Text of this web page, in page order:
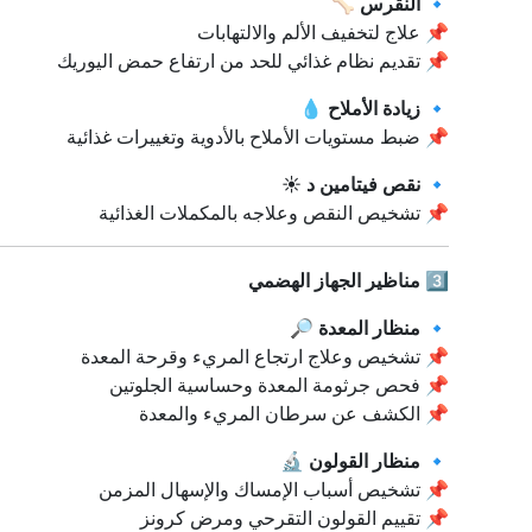
📌 علاج لتخفيف الألم والالتهابات
📌 تقديم نظام غذائي للحد من ارتفاع حمض اليوريك
🔹 زيادة الأملاح 💧
📌 ضبط مستويات الأملاح بالأدوية وتغييرات غذائية
🔹 نقص فيتامين د ☀
📌 تشخيص النقص وعلاجه بالمكملات الغذائية
3️⃣ مناظير الجهاز الهضمي
🔹 منظار المعدة 🔎
📌 تشخيص وعلاج ارتجاع المريء وقرحة المعدة
📌 فحص جرثومة المعدة وحساسية الجلوتين
📌 الكشف عن سرطان المريء والمعدة
🔹 منظار القولون 🔬
📌 تشخيص أسباب الإمساك والإسهال المزمن
📌 تقييم القولون التقرحي ومرض كرونز